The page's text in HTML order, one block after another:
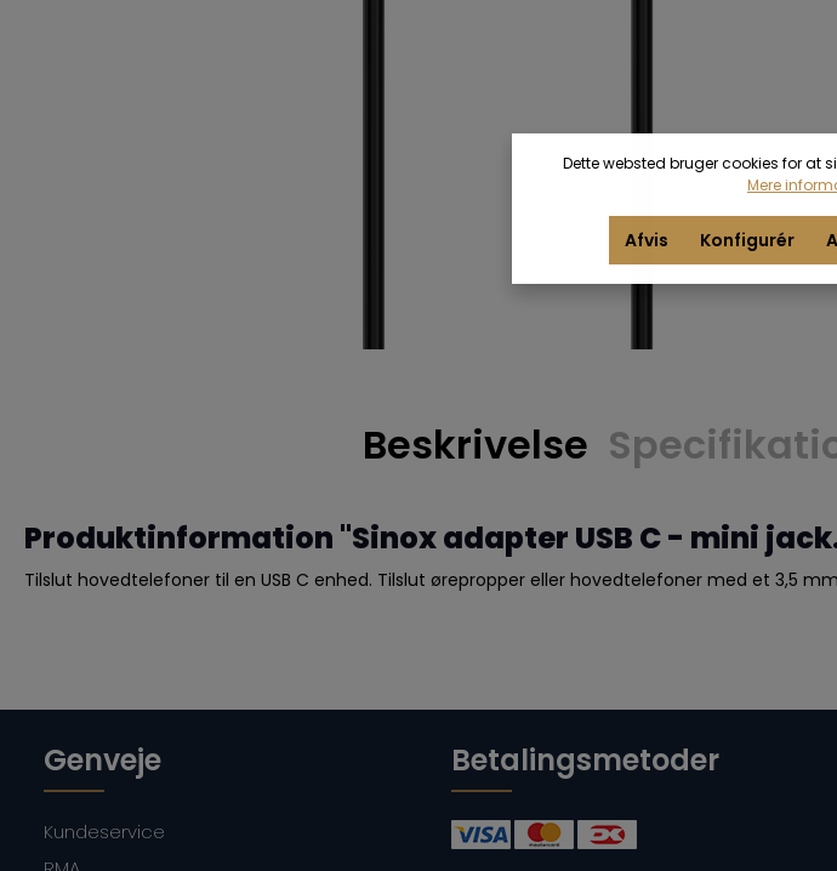
Beskrivelse
Produktinformation "Sinox adapter USB C - mini
Tilslut hovedtelefoner til en USB C enhed. Tilslut ørepropper eller hovedtelefoner med et 3,5
Genveje
Kundeservice
Betalingsmetoder
Dette websted bruger cookies for at
Mere
Afvis Konfigurér